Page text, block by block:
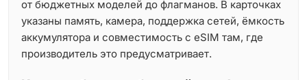
от бюджетных моделей до флагманов. В карточках
указаны память, камера, поддержка сетей, ёмкость
аккумулятора и совместимость с eSIM там, где
производитель это предусматривает.